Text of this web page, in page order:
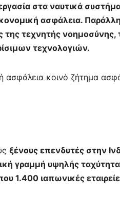
στα ναυτικά
ασφάλεια.
της τεχνητής νοημοσύνης,
τεχνολογιών.
ασφάλεια κοινό ζήτημα
ξένους επενδυτές στην
γραμμή υψηλής
1.400 ιαπωνικές